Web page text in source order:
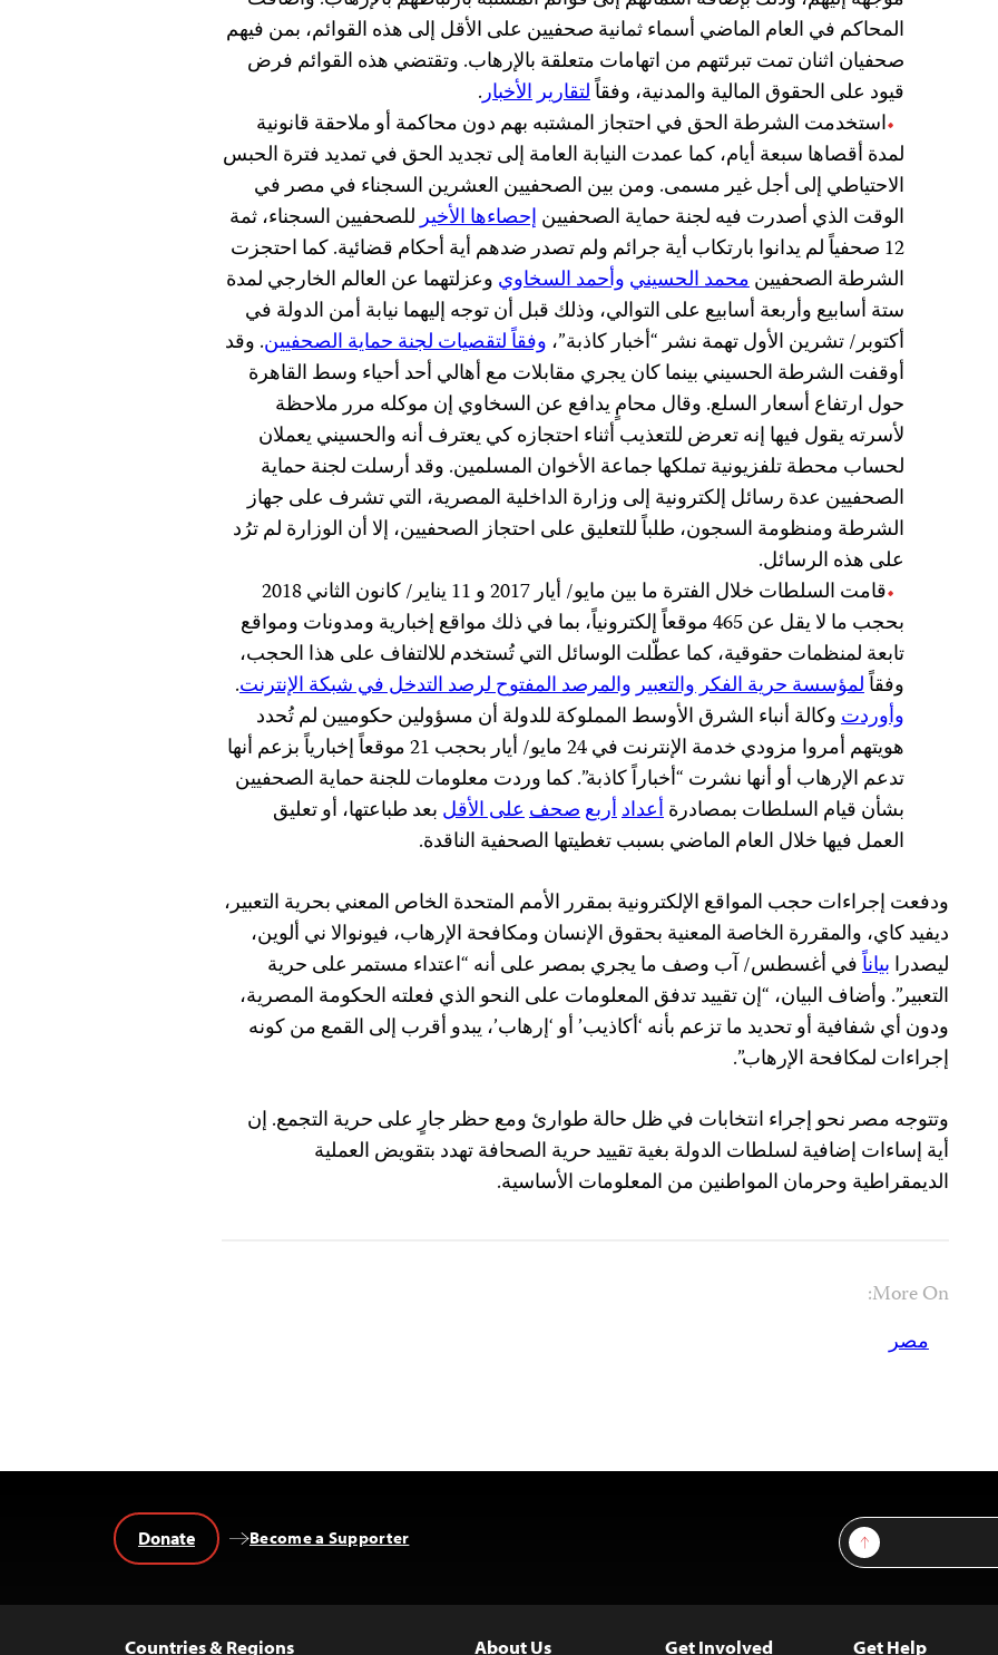
المحاكم في العام الماضي أسماء ثمانية صحفيين على الأقل إلى هذه القوائم، بمن فيهم
صحفيان اثنان تمت تبرئتهم من اتهامات متعلقة بالإرهاب. وتقتضي هذه القوائم فرض
قيود على الحقوق المالية والمدنية، وفقاًلتقاريرالأخبار.
استخدمت الشرطة الحق في احتجاز المشتبه بهم دون محاكمة أو ملاحقة قانونية
لمدة أقصاها سبعة أيام، كما عمدت النيابة العامة إلى تجديد الحق في تمديد فترة الحبس
الاحتياطي إلى أجل غير مسمى. ومن بين الصحفيين العشرين السجناء في مصر في
الوقت الذي أصدرت فيه لجنة حماية الصحفيين إحصاءها الأخيرللصحفيين السجناء، ثمة
12 صحفياً لم يدانوا بارتكاب أية جرائم ولم تصدر ضدهم أية أحكام قضائية. كما احتجزت
الشرطة الصحفيينمحمد الحسيني وأحمد السخاوي وعزلتهما عن العالم الخارجي لمدة
ستة أسابيع وأربعة أسابيع على التوالي، وذلك قبل أن توجه إليهما نيابة أمن الدولة في
أكتوبر/ تشرين الأول تهمة نشر “أخبار كاذبة”، وفقاً لتقصيات لجنة حماية الصحفيين. وقد
أوقفت الشرطة الحسيني بينما كان يجري مقابلات مع أهالي أحد أحياء وسط القاهرة
حول ارتفاع أسعار السلع. وقال محامٍ يدافع عن السخاوي إن موكله مرر ملاحظة
لأسرته يقول فيها إنه تعرض للتعذيب أثناء احتجازه كي يعترف أنه والحسيني يعملان
لحساب محطة تلفزيونية تملكها جماعة الأخوان المسلمين. وقد أرسلت لجنة حماية
الصحفيين عدة رسائل إلكترونية إلى وزارة الداخلية المصرية، التي تشرف على جهاز
الشرطة ومنظومة السجون، طلباً للتعليق على احتجاز الصحفيين، إلا أن الوزارة لم ترُد
على هذه الرسائل.
قامت السلطات خلال الفترة ما بين مايو/ أيار 2017 و 11 يناير/ كانون الثاني 2018
بحجب ما لا يقل عن 465 موقعاً إلكترونياً، بما في ذلك مواقع إخبارية ومدونات ومواقع
تابعة لمنظمات حقوقية، كما عطّلت الوسائل التي تُستخدم للالتفاف على هذا الحجب،
وفقاًلمؤسسة حرية الفكر والتعبيروالمرصد المفتوح لرصد التدخل في شبكة الإنترنت.
وأوردتوكالة أنباء الشرق الأوسط المملوكة للدولة أن مسؤولين حكوميين لم تُحدد
هويتهم أمروا مزودي خدمة الإنترنت في 24 مايو/ أيار بحجب 21 موقعاً إخبارياً بزعم أنها
تدعم الإرهاب أو أنها نشرت “أخباراً كاذبة”. كما وردت معلومات للجنة حماية الصحفيين
بشأن قيام السلطات بمصادرةأعدادأربعصحفعلى الأقل بعد طباعتها، أو تعليق
العمل فيها خلال العام الماضي بسبب تغطيتها الصحفية الناقدة.
ودفعت إجراءات حجب المواقع الإلكترونية بمقرر الأمم المتحدة الخاص المعني بحرية التعبير،
ديفيد كاي، والمقررة الخاصة المعنية بحقوق الإنسان ومكافحة الإرهاب، فيونوالا ني ألوين،
ليصدرا بياناًفي أغسطس/ آب وصف ما يجري بمصر على أنه “اعتداء مستمر على حرية
التعبير”. وأضاف البيان، “إن تقييد تدفق المعلومات على النحو الذي فعلته الحكومة المصرية،
ودون أي شفافية أو تحديد ما تزعم بأنه ‘أكاذيب’ أو ‘إرهاب’، يبدو أقرب إلى القمع من كونه
إجراءات لمكافحة الإرهاب”.
وتتوجه مصر نحو إجراء انتخابات في ظل حالة طوارئ ومع حظر جارٍ على حرية التجمع. إن
أية إساءات إضافية لسلطات الدولة بغية تقييد حرية الصحافة تهدد بتقويض العملية
الديمقراطية وحرمان المواطنين من المعلومات الأساسية.
More On:
مصر
Sign Up
Become a Supporter
Donate
Get Help
Get Involved
About Us
Countries & Regions